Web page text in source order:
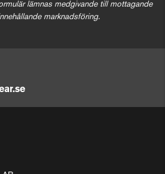
lämnas medgivande till mottagande
marknadsföring.